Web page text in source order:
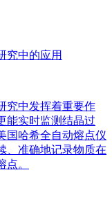
究中的应用
究中发挥着重要作
能实时监测结晶过
国哈希全自动熔点仪
、准确地记录物质在
。